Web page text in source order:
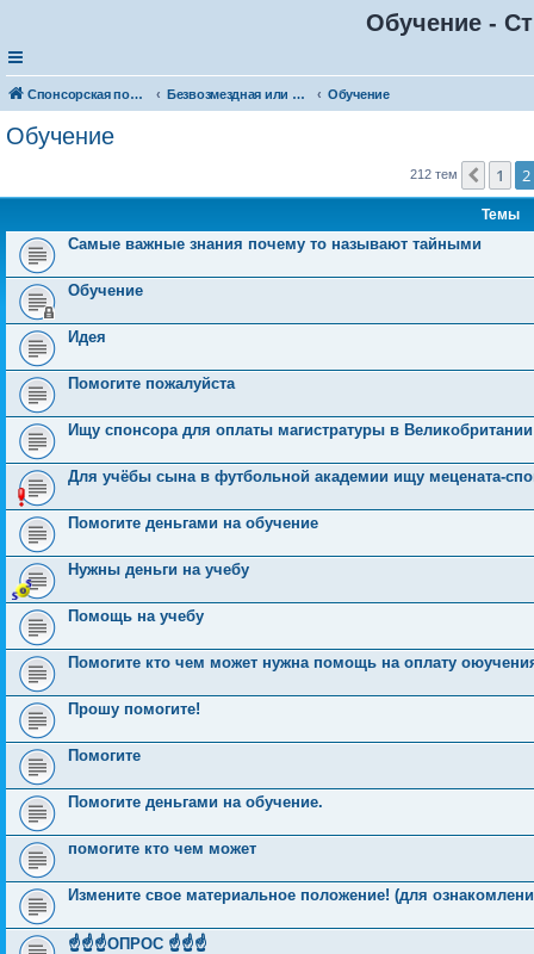
Обучение -
Спонсорская помощь. Разместите своё объявление в соответствующей рубрике Безвозмездная или условно-безвозмездная помощь Обучение
Обучение
212 тем Пред.
1 2
Темы
Самые важные знания почему то называют тайными
Обучение
Идея
Помогите пожалуйста
Ищу спонсора для оплаты магистратуры в Великобритании
Для учёбы сына в футбольной академии ищу мецената-
Помогите деньгами на обучение
Нужны деньги на учебу
Помощь на учебу
Помогите кто чем может нужна помощь на оплату
Прошу помогите!
Помогите
Помогите деньгами на обучение.
помогите кто чем может
Измените свое материальное положение! (для
☝️☝️☝️ОПРОС ☝️☝️☝️